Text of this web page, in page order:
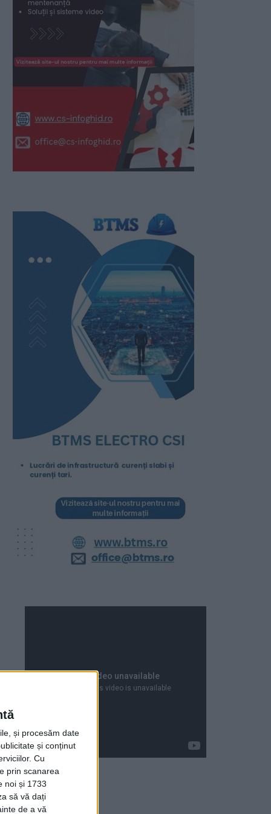
și procesăm date
și conținut
Cu
prin scanarea
noi și 1733
să vă dați
de a vă
Articole recente